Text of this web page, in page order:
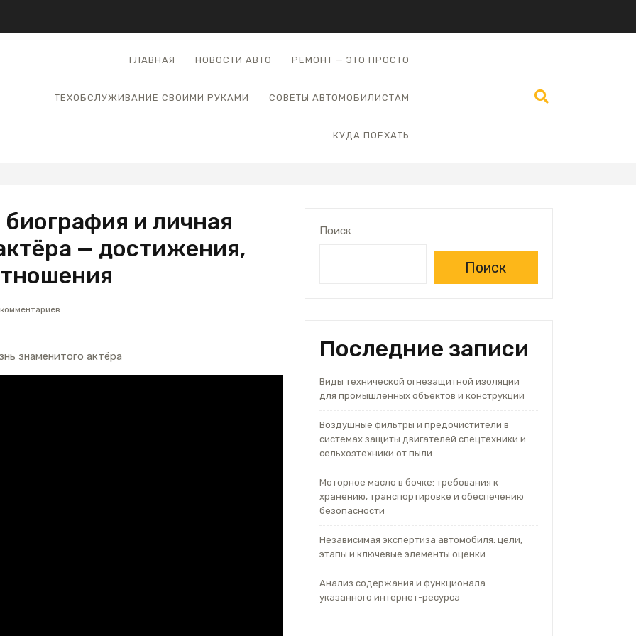
ГЛАВНАЯ НОВОСТИ АВТО РЕМОНТ — ЭТО ПРОСТО
ТЕХОБСЛУЖИВАНИЕ СВОИМИ РУКАМИ СОВЕТЫ АВТОМОБИЛИСТАМ
КУДА ПОЕХАТЬ
и личная
— достижения,
Поиск
Поиск
Последние записи
Виды технической огнезащитной изоляции
для промышленных объектов и конструкций
Воздушные фильтры и предочистители в
системах защиты двигателей спецтехники и
сельхозтехники от пыли
Моторное масло в бочке: требования к
хранению, транспортировке и обеспечению
безопасности
Независимая экспертиза автомобиля: цели,
этапы и ключевые элементы оценки
Анализ содержания и функционала
указанного интернет-ресурса